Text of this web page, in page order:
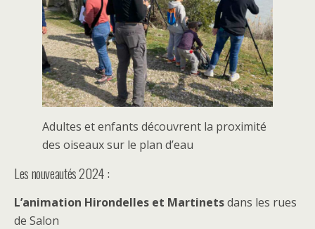
Adultes et enfants découvrent la proximité
des oiseaux sur le plan d’eau
Les nouveautés 2024 :
L’animation Hirondelles et Martinetsdans les rues
de Salon